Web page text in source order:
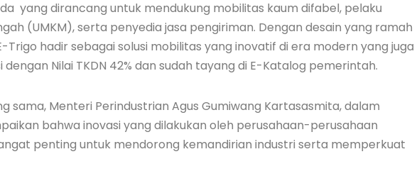
yang dirancang untuk mendukung mobilitas kaum difabel, pelaku
(UMKM), serta penyedia jasa pengiriman. Dengan desain yang ramah
Trigo hadir sebagai solusi mobilitas yang inovatif di era modern yang juga
dengan Nilai TKDN 42% dan sudah tayang di E-Katalog pemerintah.
sama, Menteri Perindustrian Agus Gumiwang Kartasasmita, dalam
bahwa inovasi yang dilakukan oleh perusahaan-perusahaan
penting untuk mendorong kemandirian industri serta memperkuat